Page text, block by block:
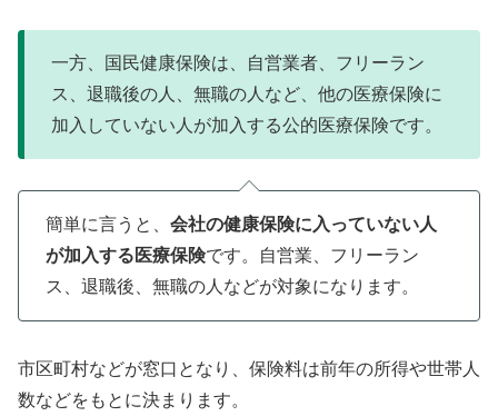
一方、国民健康保険は、自営業者、フリーラン
ス、退職後の人、無職の人など、他の医療保険に
加入していない人が加入する公的医療保険です。
簡単に言うと、 会社の健康保険に入っていない人
が加入する医療保険です。自営業、フリーラン
ス、退職後、無職の人などが対象になります。
市区町村などが窓口となり、保険料は前年の所得や世帯人
数などをもとに決まります。